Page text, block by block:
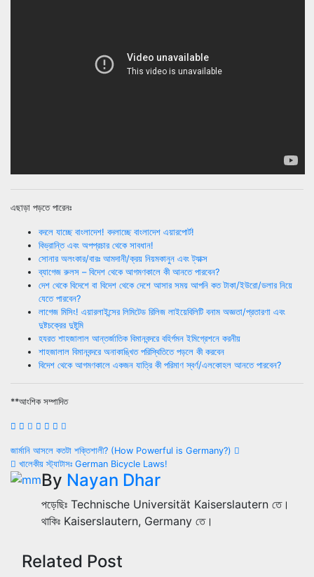
এছাড়া পড়তে পারেনঃ
বদলে যাচ্ছে বাংলাদেশ! বদলাচ্ছে বাংলাদেশ এয়ারপোর্ট!
বিভ্রান্তি এবং অপপ্রচার থেকে সাবধান!
সোনার অলংকার/বারঃ আমদানী/ক্রয় নিয়মকানুন এবং ট্যাক্স
ব্যাগেজ রুলস – বিদেশ থেকে আগমণকালে কী আনতে পারবেন?
দেশ থেকে বিদেশে বা বিদেশ থেকে দেশে আসার সময় আপনি কত টাকা/ইউরো/ডলার নিয়ে
যেতে পারবেন?
লাগেজ মিসিং! এয়ারলাইন্সের লিমিটেড রিলিজ লাইয়েবিলিটি বনাম অজ্ঞতা/প্রতারণা এবং
দুষ্টচক্রের দুষ্টুমি
হযরত শাহজালাল আন্তর্জাতিক বিমানবন্দরে বহির্গমন ইমিগ্রেশনে করনীয়
শাহজালাল বিমানবন্দরে অনাকাঙ্খিত পরিস্থিতিতে পড়লে কী করবেন
বিদেশ থেকে আগমণকালে একজন যাত্রি কী পরিমাণ স্বর্ণ/এলকোহল আনতে পারবেন?
**আংশিক সম্পাদিত
Post
navigation
জার্মানি আসলে কতটা শক্তিশালী? (How Powerful is Germany?)
খালেকীয় স্ট্যাটাসঃ German Bicycle Laws!
By Nayan Dhar
পড়েছিঃ Technische Universität Kaiserslautern তে।
থাকিঃ Kaiserslautern, Germany তে।
Related Post